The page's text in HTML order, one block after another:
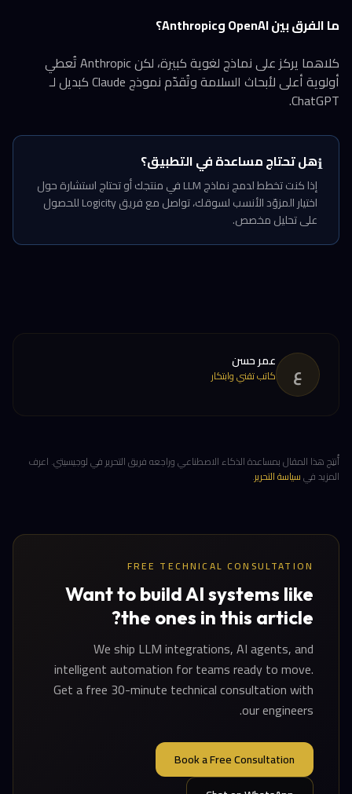
ما الفرق بين OpenAI وAnthropic؟
كلاهما يركز على نماذج لغوية كبيرة، لكن Anthropic تُعطي
أولوية أعلى لأبحاث السلامة وتُقدّم نموذج Claude كبديل لـ
ChatGPT.
ℹ️هل تحتاج مساعدة في التطبيق؟
إذا كنت تخطط لدمج نماذج LLM في منتجك أو تحتاج استشارة حول
اختيار المزوّد الأنسب لسوقك، تواصل مع فريق Logicity للحصول
على تحليل مخصص.
ع عمر حسن
كاتب تقني وابتكار
أُنتِج هذا المقال بمساعدة الذكاء الاصطناعي وراجعه فريق التحرير في لوجيسيتي. اعرف
المزيد فيسياسة التحرير.
FREE TECHNICAL CONSULTATION
Want to build AI systems like
the ones in this article?
We ship LLM integrations, AI agents, and
intelligent automation for teams ready to move.
Get a free 30-minute technical consultation with
our engineers.
Book a Free Consultation